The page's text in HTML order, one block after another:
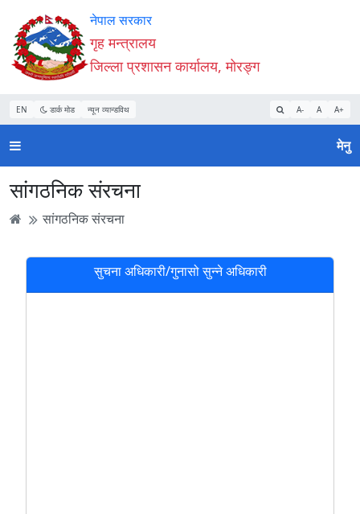
Accessibility
Mode
सुरु
गर्नुहोस्
सामाग्री
पढ्नुहाेस्
नेभिगेसन
पढ्नुहाेस्
वेबसाइट
खोजमा
जानुहोस्
नेपाल सरकार
गृह मन्त्रालय
जिल्ला प्रशासन कार्यालय, मोरङ्ग
EN डार्क मोड न्यून व्यान्डविथ A- A A+
मेनु
सांगठनिक संरचना
सांगठनिक संरचना
सुचना अधिकारी/गुनासो सुन्ने अधिकारी